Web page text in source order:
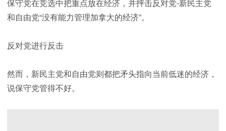
保守党在竞选中把重点放在经济，并抨击反对党-新民主党
和自由党“没有能力管理加拿大的经济”。
反对党进行反击
然而，新民主党和自由党则都把矛头指向当前低迷的经济，
说保守党管得不好。